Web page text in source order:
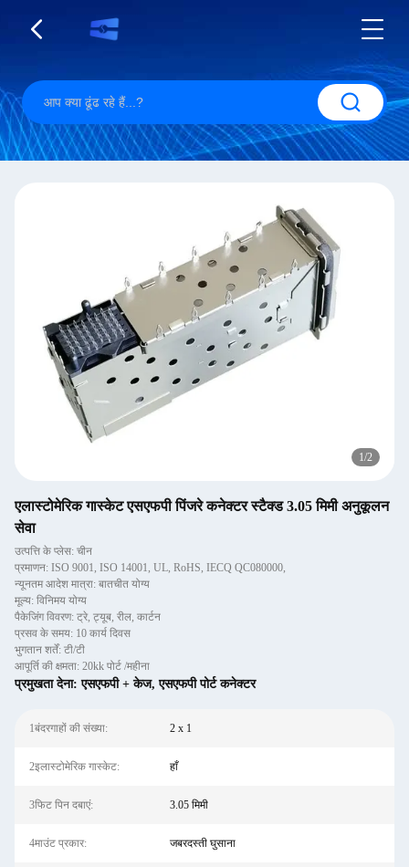
1/2
एलास्टोमेरिक गास्केट एसएफपी पिंजरे कनेक्टर स्टैक्ड 3.05 मिमी अनुकूलन
सेवा
उत्पत्ति के प्लेस: चीन
प्रमाणन: ISO 9001, ISO 14001, UL, RoHS, IECQ QC080000,
न्यूनतम आदेश मात्रा: बातचीत योग्य
मूल्य: विनिमय योग्य
पैकेजिंग विवरण: ट्रे, ट्यूब, रील, कार्टन
प्रसव के समय: 10 कार्य दिवस
भुगतान शर्तें: टी/टी
आपूर्ति की क्षमता: 20kk पोर्ट /महीना
प्रमुखता देना:एसएफपी + केज,एसएफपी पोर्ट कनेक्टर
1बंदरगाहों की संख्या: 2 x 1
2इलास्टोमेरिक गास्केट: हाँ
3फिट पिन दबाएं: 3.05 मिमी
4माउंट प्रकार: जबरदस्ती घुसाना